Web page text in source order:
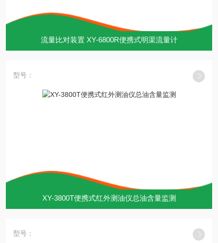
流量比对装置 XY-6800R便携式明渠流量计
型号：
XY-3800T便携式红外测油仪总油含量监测
型号：